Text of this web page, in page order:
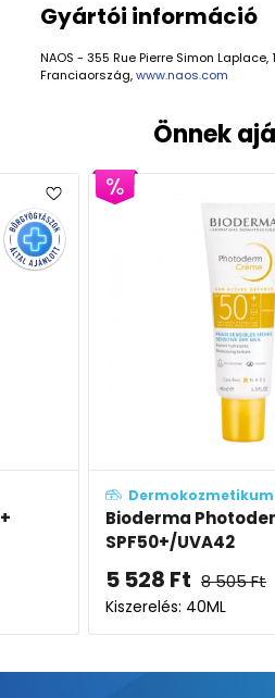
Gyártói információ
NAOS - 355 Rue Pierre Simon
Franciaország,www.naos.com
Önnek
Crème
Bioderma
SPF50+
5 476Ft
Kiszerelés: